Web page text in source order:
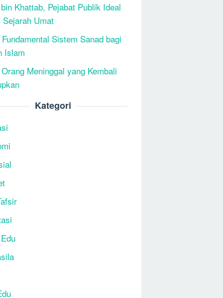
Khattab, Pejabat Publik Ideal
Sejarah Umat
Fundamental Sistem Sanad bagi
Islam
Meninggal yang Kembali
Kategori